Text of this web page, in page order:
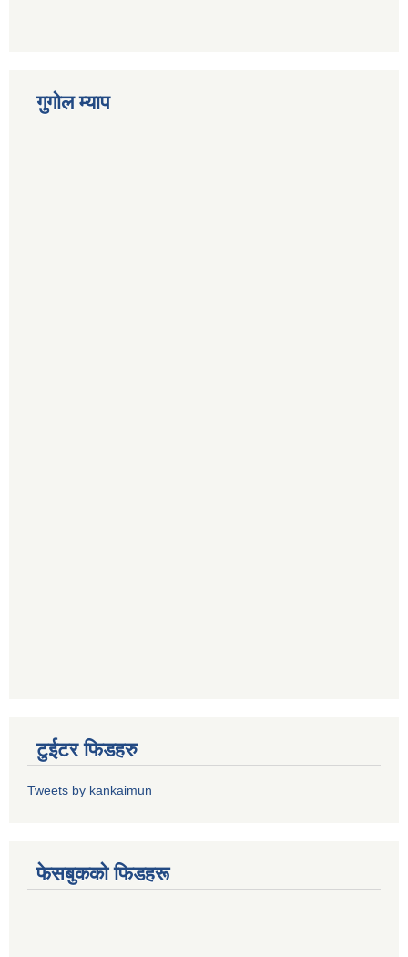
गुगोल म्याप
टुईटर फिडहरु
Tweets by kankaimun
फेसबुकको फिडहरू